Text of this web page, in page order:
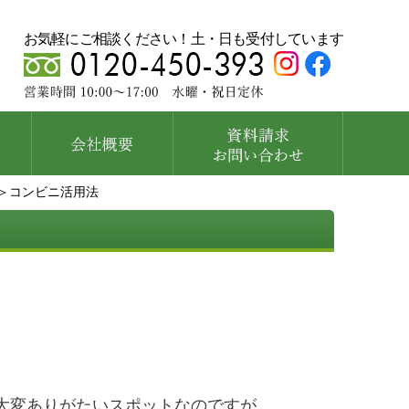
お気軽にご相談ください！土・日も受付しています
コンビニ活用法
変ありがたいスポットなのですが